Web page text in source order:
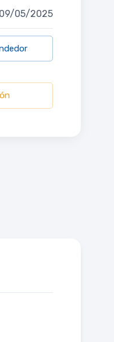
09/05/2025